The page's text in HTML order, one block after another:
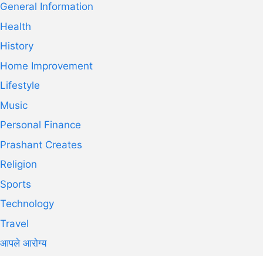
General Information
Health
History
Home Improvement
Lifestyle
Music
Personal Finance
Prashant Creates
Religion
Sports
Technology
Travel
आपले आरोग्य